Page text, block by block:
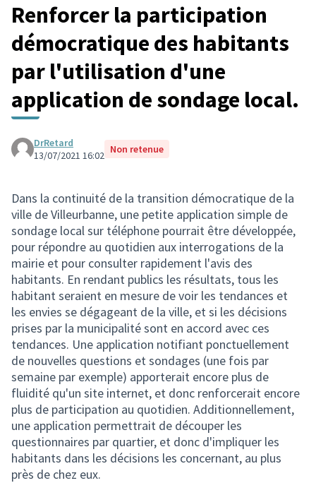
Renforcer la participation
démocratique des habitants
par l'utilisation d'une
application de sondage local.
DrRetard
13/07/2021 16:02 Non retenue
Dans la continuité de la transition démocratique de la
ville de Villeurbanne, une petite application simple de
sondage local sur téléphone pourrait être développée,
pour répondre au quotidien aux interrogations de la
mairie et pour consulter rapidement l'avis des
habitants. En rendant publics les résultats, tous les
habitant seraient en mesure de voir les tendances et
les envies se dégageant de la ville, et si les décisions
prises par la municipalité sont en accord avec ces
tendances. Une application notifiant ponctuellement
de nouvelles questions et sondages (une fois par
semaine par exemple) apporterait encore plus de
fluidité qu'un site internet, et donc renforcerait encore
plus de participation au quotidien. Additionnellement,
une application permettrait de découper les
questionnaires par quartier, et donc d'impliquer les
habitants dans les décisions les concernant, au plus
près de chez eux.